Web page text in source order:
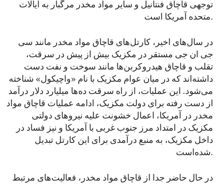
‌توجهی قاچاق فنتانیل و سایر مواد مخدر مرگبار به ایالات
متحده آمریکا است.
در سال‌های اخیر، کارتل‌های قاچاق مواد مخدر مانند سی
جی ان جی مستقر در مکزیک بیش از پیش در سرقت،
تقلب و قاچاق هیدروکربن‌ها مانند سوخت و نفت دست
داشته‌اند که در میان عوام مکزیک با نام «واچیکول» شناخته
می‌شود. این عملیات، از راه سرقت ده‌ها میلیارد دلار درآمد
از دست ‌رفته برای دولت مکزیک، ادامه عملیات قاچاق مواد
مخدر در آمریکا، اعمال خشونت علیه نیروهای دولتی
مکزیک در امتداد مرز جنوب ‌غربی با آمریکا و نیز فساد در
داخل مکزیک، به منبع درآمدی برای این کارتل تبدیل
شده‌است.
در حال حاضر جدا از قاچاق مواد مخدر، فعالیت‌های مرتبط